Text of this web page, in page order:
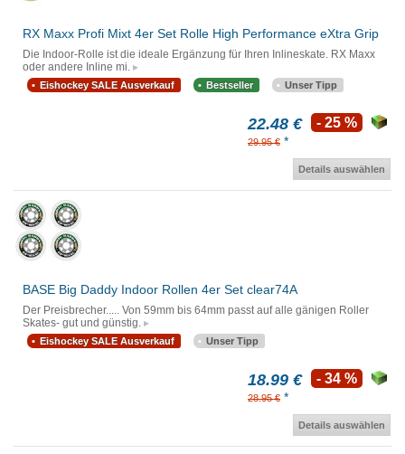
RX Maxx Profi Mixt 4er Set Rolle High Performance eXtra Grip
Die Indoor-Rolle ist die ideale Ergänzung für Ihren Inlineskate. RX Maxx
oder andere Inline mi.
Eishockey SALE Ausverkauf Bestseller Unser Tipp
22.48 €
29.95 € *
- 25 %
Details auswählen
BASE Big Daddy Indoor Rollen 4er Set clear74A
Der Preisbrecher..... Von 59mm bis 64mm passt auf alle gänigen Roller
Skates- gut und günstig.
Eishockey SALE Ausverkauf Unser Tipp
18.99 €
28.95 € *
- 34 %
Details auswählen